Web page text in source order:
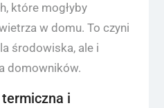
które mogłyby
w domu. To czyni
środowiska, ale i
domowników.
termiczna i